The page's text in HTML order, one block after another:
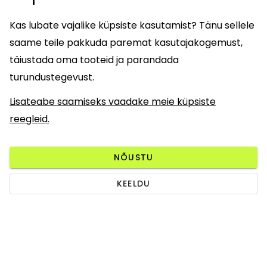
Kas lubate vajalike küpsiste kasutamist? Tänu sellele
saame teile pakkuda paremat kasutajakogemust,
täiustada oma tooteid ja parandada
turundustegevust.
Lisateabe saamiseks vaadake meie küpsiste
reegleid.
NÕUSTU
KEELDU